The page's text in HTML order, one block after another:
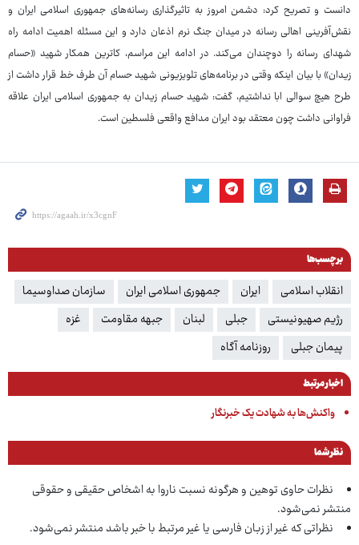
دانست و تصریح کرد: دشمن امروز به تاثیرگذاری رسانه‌های جمهوری اسلامی ایران و
نقش‌آفرینی اهالی رسانه در میدان جنگ نرم اذعان دارد و این مسئله اهمیت ادامه راه
شهدای رسانه را دوچندان می‌کند. در ادامه این مراسم، کاترین همکار شهید «حسام
زیدان» با بیان اینکه وقتی در برنامه‌های تلویزیونی شهید حسام آن طرف خط قرار داشت از
طرح هیچ سوالی ابا نداشتیم، گفت: شهید حسام زیدان به جمهوری اسلامی ایران علاقه
فراوانی داشت چون معتقد بود ایران مدافع واقعی فلسطین است.
برچسب‌ها
انقلاب اسلامی ایران جمهوری اسلامی ایران
سازمان صداوسیما
رژیم صهیونیستی
جبلی لبنان جبهه مقاومت
غزه
پیمان جبلی
روزنامه آگاه
اخبار مرتبط
واکنش‌ها به شهادت یک خبرنگار
نظر شما
نظرات حاوی توهین و هرگونه نسبت ناروا به اشخاص حقیقی و حقوقی
منتشر نمی‌شود.
نظراتی که غیر از زبان فارسی یا غیر مرتبط با خبر باشد منتشر نمی‌شود.